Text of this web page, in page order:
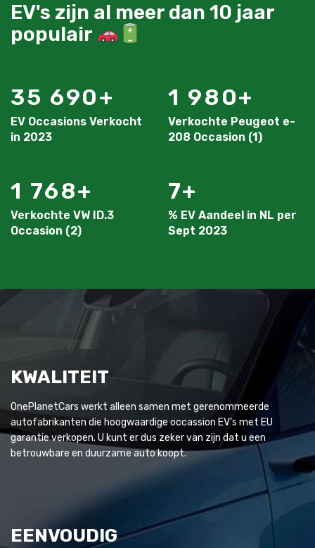
EV's zijn al meer dan 10 jaar
populair
35 690
EV Occasions Verkocht
in 2023
1 980
Verkochte Peugeot e-
208 Occasion (1)
1 768
Verkochte VW ID.3
Occasion (2)
7
% EV Aandeel in NL per
Sept 2023
KWALITEIT
OnePlanetCars werkt alleen samen met gerenommeerde
autofabrikanten die hoogwaardige occassion EV’s met EU
garantie verkopen. U kunt er dus zeker van zijn dat u een
betrouwbare en duurzame auto koopt.
EENVOUDIG